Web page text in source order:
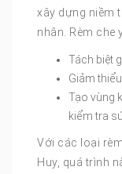
xây dựng niềm
nhân. Rèm che
Tách biệt
Giảm
Tạo vùng
kiểm tra
Với các loại
Huy, quá trình